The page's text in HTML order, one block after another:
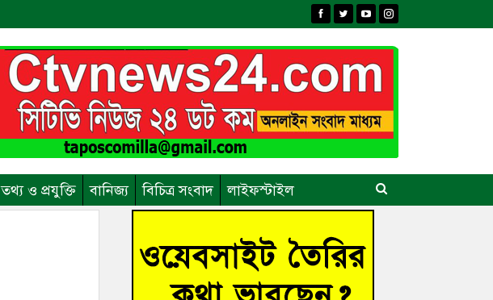
তথ্য ও প্রযুক্তি বানিজ্য বিচিত্র সংবাদ লাইফস্টাইল